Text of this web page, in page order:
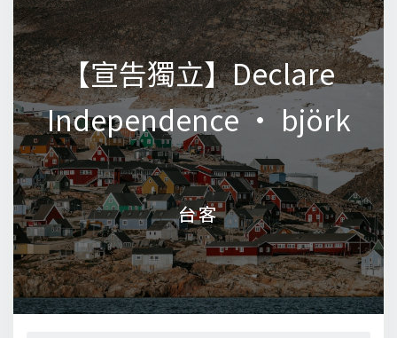
【宣告獨立】Declare
Independence • björk
台客
【宣告獨立】Declare
Independence • björk
台客